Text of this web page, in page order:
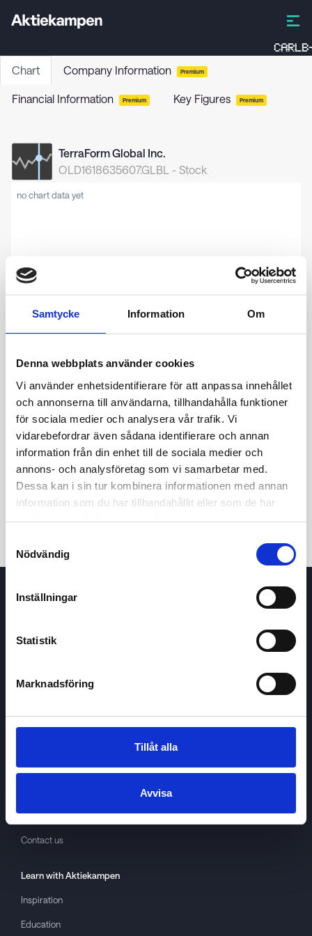
Samtycke Information Om
Denna webbplats använder cookies
Vi använder enhetsidentifierare för att anpassa innehållet
och annonserna till användarna, tillhandahålla funktioner
för sociala medier och analysera vår trafik. Vi
vidarebefordrar även sådana identifierare och annan
information från din enhet till de sociala medier och
annons- och analysföretag som vi samarbetar med.
Dessa kan i sin tur kombinera informationen med annan
information som du har tillhandahållit eller som de har
samlat in när du har använt deras tjänster.
Nödvändig
Inställningar
Statistik
Marknadsföring
Tillåt alla
Avvisa
Chart Company Information Premium
Financial Information Premium Key Figures Premium
TerraForm Global Inc.
OLD1618635607.GLBL - Stock
no chart data yet
24h 7d 1m 3m 1y 5y
Trade
AboutAktiekampen
About cookies
GDPR
Contact us
Learn with Aktiekampen
Inspiration
Education